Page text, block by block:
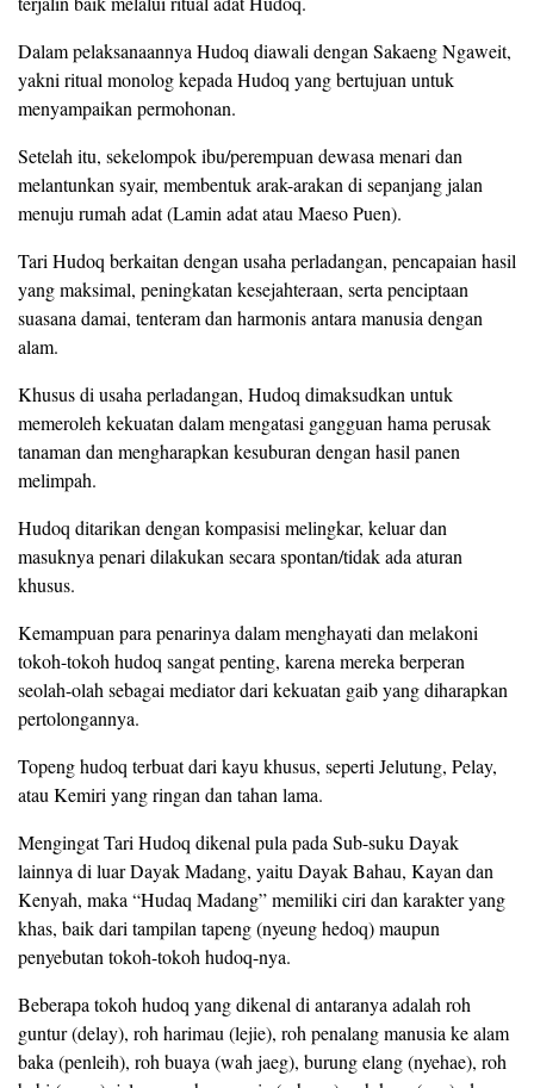
Dalam pelaksanaannya Hudoq diawali dengan Sakaeng Ngaweit,
yakni ritual monolog kepada Hudoq yang bertujuan untuk
menyampaikan permohonan.
Setelah itu, sekelompok ibu/perempuan dewasa menari dan
melantunkan syair, membentuk arak-arakan di sepanjang jalan
menuju rumah adat (Lamin adat atau Maeso Puen).
Tari Hudoq berkaitan dengan usaha perladangan, pencapaian hasil
yang maksimal, peningkatan kesejahteraan, serta penciptaan
suasana damai, tenteram dan harmonis antara manusia dengan
alam.
Khusus di usaha perladangan, Hudoq dimaksudkan untuk
memeroleh kekuatan dalam mengatasi gangguan hama perusak
tanaman dan mengharapkan kesuburan dengan hasil panen
melimpah.
Hudoq ditarikan dengan kompasisi melingkar, keluar dan
masuknya penari dilakukan secara spontan/tidak ada aturan
khusus.
Kemampuan para penarinya dalam menghayati dan melakoni
tokoh-tokoh hudoq sangat penting, karena mereka berperan
seolah-olah sebagai mediator dari kekuatan gaib yang diharapkan
pertolongannya.
Topeng hudoq terbuat dari kayu khusus, seperti Jelutung, Pelay,
atau Kemiri yang ringan dan tahan lama.
Mengingat Tari Hudoq dikenal pula pada Sub-suku Dayak
lainnya di luar Dayak Madang, yaitu Dayak Bahau, Kayan dan
Kenyah, maka “Hudaq Madang” memiliki ciri dan karakter yang
khas, baik dari tampilan tapeng (nyeung hedoq) maupun
penyebutan tokoh-tokoh hudoq-nya.
Beberapa tokoh hudoq yang dikenal di antaranya adalah roh
guntur (delay), roh harimau (lejie), roh penalang manusia ke alam
baka (penleih), roh buaya (wah jaeg), burung elang (nyehae), roh